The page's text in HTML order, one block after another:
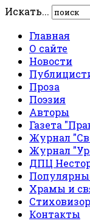
Искать...
Главная
О сайте
Новости
Проза
Поэзия
Авторы
Газета
Журнал
Журнал
ДПЦ
Храмы и
Стиховизор
Контакты